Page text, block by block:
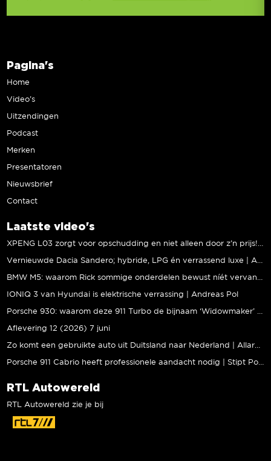
Pagina's
Home
Video’s
Uitzendingen
Podcast
Merken
Presentatoren
Nieuwsbrief
Contact
Laatste video's
IONIQ 3 van Hyundai is elektrische verrassing | Andreas Pol
Aflevering 12 (2026) 7 juni
RTL Autowereld
RTL Autowereld zie je bij